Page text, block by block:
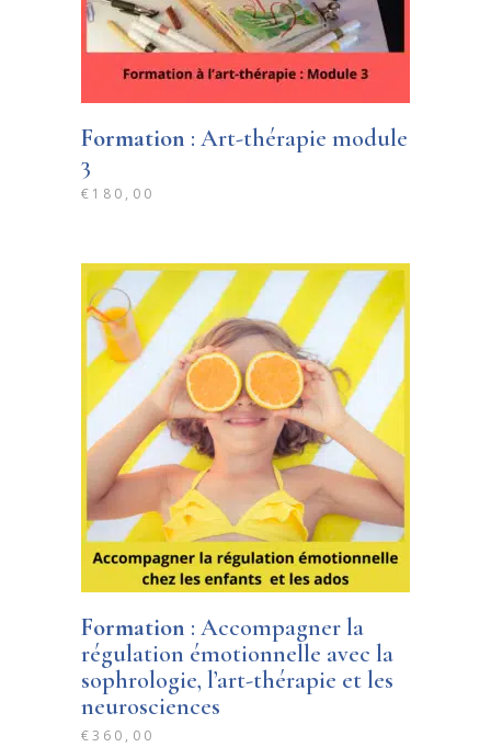
Formation : Art-thérapie module
3
€ 180,00
Formation : Accompagner la
régulation émotionnelle avec la
sophrologie, l’art-thérapie et les
neurosciences
€360,00